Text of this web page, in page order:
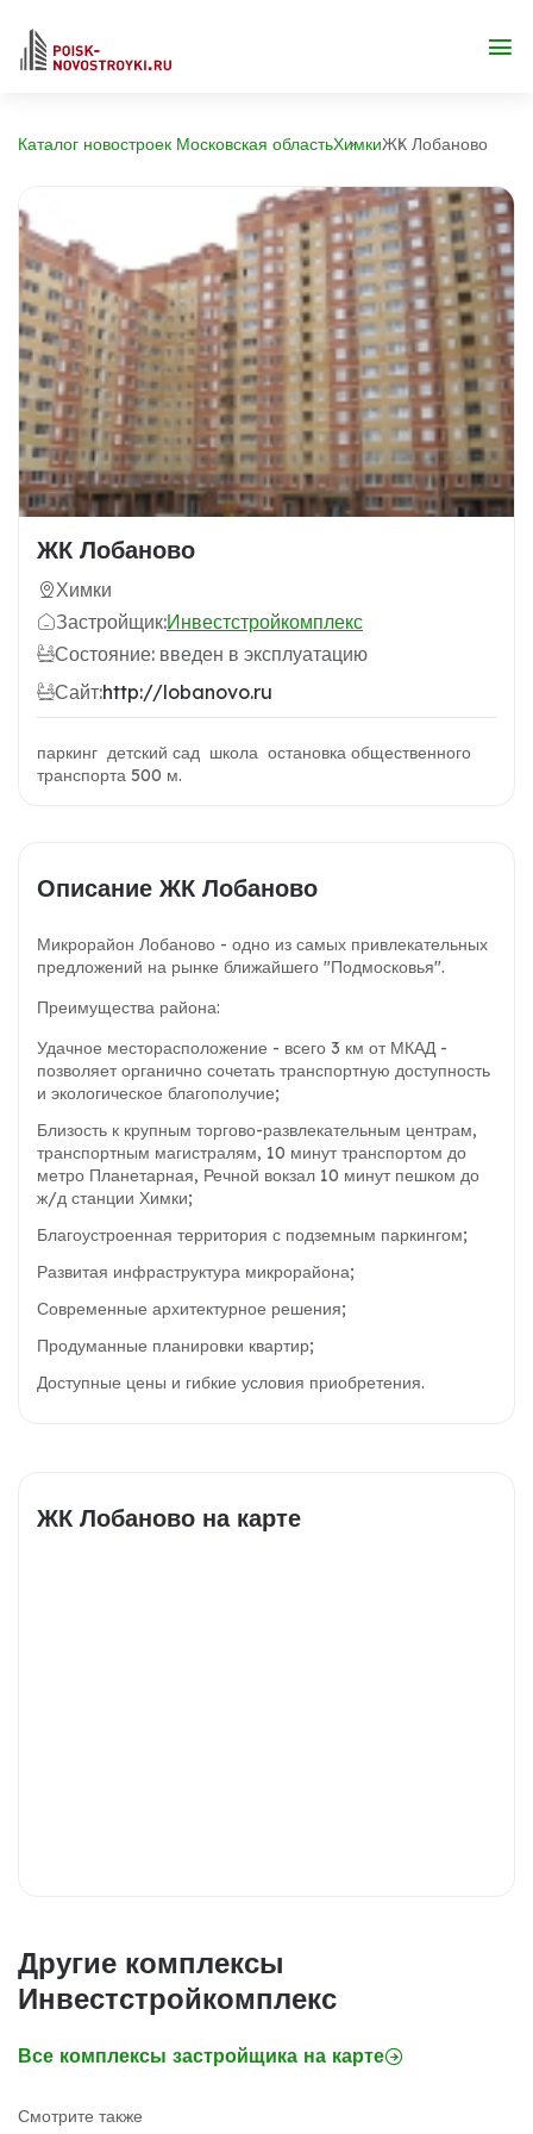
Каталог новостроек Московская областьХимкиЖК Лобаново
ЖК Лобаново
Химки
Застройщик:Инвестстройкомплекс
Состояние: введен в эксплуатацию
Сайт:http://lobanovo.ru
паркинг детский сад школа остановка общественного
транспорта 500 м.
Описание ЖК Лобаново
Микрорайон Лобаново - одно из самых привлекательных
предложений на рынке ближайшего "Подмосковья".
Преимущества района:
Удачное месторасположение - всего 3 км от МКАД -
позволяет органично сочетать транспортную доступность
и экологическое благополучие;
Близость к крупным торгово-развлекательным центрам,
транспортным магистралям, 10 минут транспортом до
метро Планетарная, Речной вокзал 10 минут пешком до
ж/д станции Химки;
Благоустроенная территория с подземным паркингом;
Развитая инфраструктура микрорайона;
Современные архитектурное решения;
Продуманные планировки квартир;
Доступные цены и гибкие условия приобретения.
ЖК Лобаново на карте
Другие комплексы
Инвестстройкомплекс
Все комплексы застройщика на карте
Смотрите также